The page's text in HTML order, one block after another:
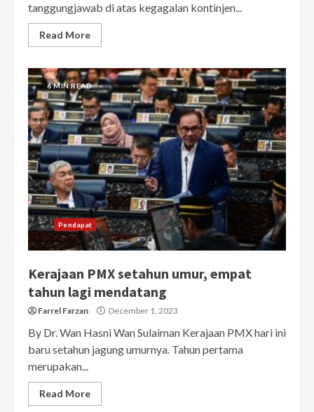
tanggungjawab di atas kegagalan kontinjen...
Read More
6 MIN READ
Pendapat
Kerajaan PMX setahun umur, empat
tahun lagi mendatang
Farrel Farzan December 1, 2023
By Dr. Wan Hasni Wan Sulaiman Kerajaan PMX hari ini
baru setahun jagung umurnya. Tahun pertama
merupakan...
Read More